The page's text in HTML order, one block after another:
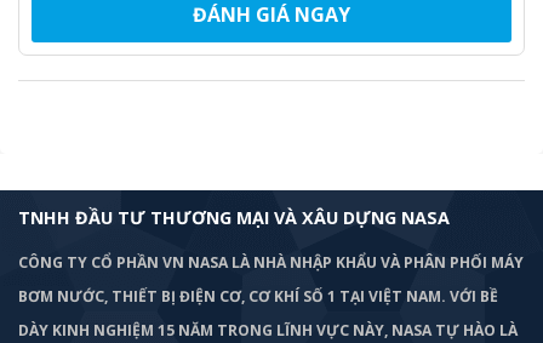
ĐÁNH GIÁ NGAY
TNHH ĐẦU TƯ THƯƠNG MẠI VÀ XÂU DỰNG NASA
CÔNG TY CỔ PHẦN VN NASA LÀ NHÀ NHẬP KHẨU VÀ PHÂN PHỐI MÁY
BƠM NƯỚC, THIẾT BỊ ĐIỆN CƠ, CƠ KHÍ SỐ 1 TẠI VIỆT NAM. VỚI BỀ
DÀY KINH NGHIỆM 15 NĂM TRONG LĨNH VỰC NÀY, NASA TỰ HÀO LÀ